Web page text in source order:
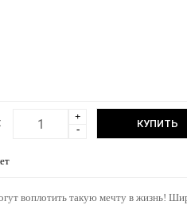
+
-
воплотить такую мечту в жизнь!